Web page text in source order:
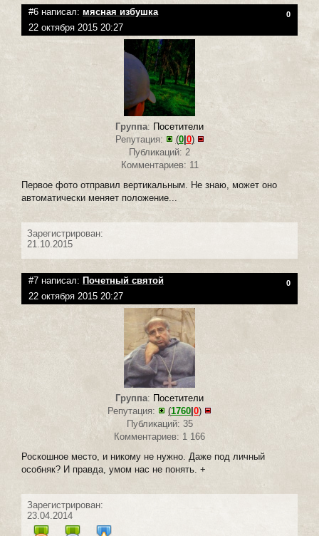
#6 написал: мясная избушка 0
22 октября 2015 20:27
Группа: Посетители
Репутация:
(0| 0)
Публикаций: 2
Комментариев: 11
Первое фото отправил вертикальным. Не знаю, может оно
автоматически меняет положение...
Зарегистрирован:
21.10.2015
#7 написал: Почетный святой 0
22 октября 2015 20:27
Группа: Посетители
Репутация:
(1760 0)
Публикаций: 35
Комментариев: 1 166
Роскошное место, и никому не нужно. Даже под личный
особняк? И правда, умом нас не понять. +
Зарегистрирован:
23.04.2014